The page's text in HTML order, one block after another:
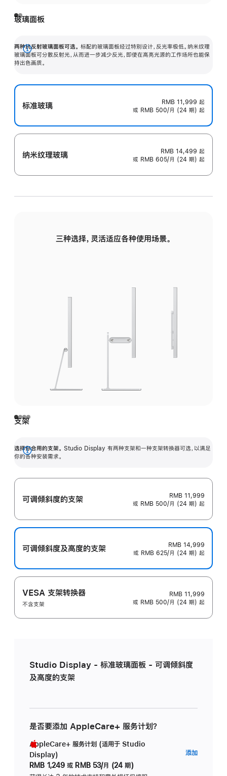
玻璃面板
两种抗反射玻璃面板可选。 标配的玻璃面板经过特别设计，反光率极低。纳米纹理
玻璃面板可分散反射光，从而进一步减少反光，即使在高亮光源的工作场所也能保
持出色画质。
展
开
标准玻璃 RMB 11,999 起
或 RMB 500/月 (24 期) 起
纳米纹理玻璃 RMB 14,499 起
或 RMB 605/月 (24 期) 起
三种选择，灵活适应各种使用场景。
支架
选择你合用的支架。 Studio Display 有两种支架和一种支架转换器可选，以满足
你的各种安装需求。
展
可调倾斜度的支架
RMB 11,999
或 RMB 500/月 (24 期) 起
可调倾斜度及高‍度的支‍架
RMB 14,999
或 RMB 625/月 (24 期) 起
VESA 支架转换器
不含支架
RMB 11,999
或 RMB 500/月 (24 期) 起
Studio Display - 标准玻璃面板 - 可调倾斜度
及高度的支架
是否要添加 AppleCare+ 服务计划？
AppleCare+ 服务计划 (适用于 Studio
Display)
RMB 1,249 或 RMB 53/月 (24 期)
添加